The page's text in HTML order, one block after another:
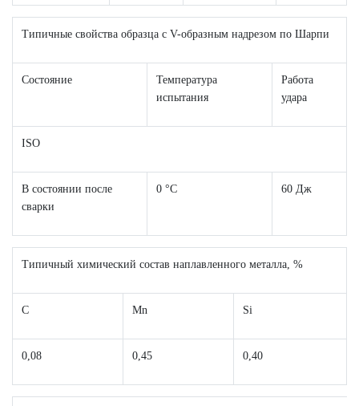
Типичные свойства образца с V-образным надрезом по Шарпи
Состояние
Температура
испытания
Работа
удара
ISO
В состоянии после
сварки
0 °C 60 Дж
Типичный химический состав наплавленного металла, %
C Mn Si
0,08 0,45 0,40